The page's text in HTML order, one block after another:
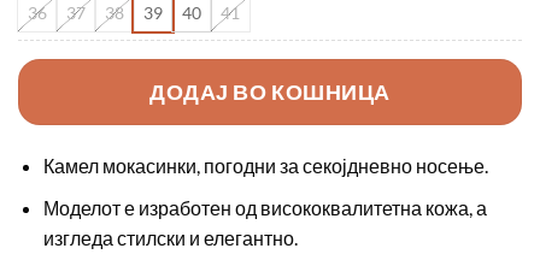
36 37 38 39 40 41
ДОДАЈ ВО КОШНИЦА
Камел мокасинки, погодни за секојдневно носење.
Моделот е изработен од висококвалитетна кожа, а
изгледа стилски и елегантно.